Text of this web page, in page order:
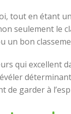
tout en étant
seulement le
un bon
qui excellent
de garder à